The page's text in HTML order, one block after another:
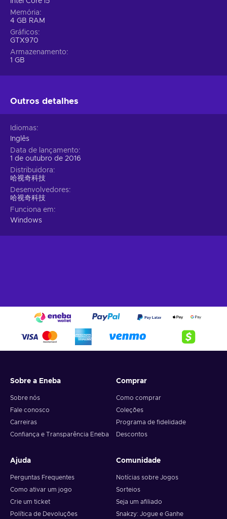
Memória
4 GB RAM
Gráficos
GTX970
Armazenamento
1 GB
Outros detalhes
Idiomas
Inglês
Data de lançamento
1 de outubro de 2016
Distribuidora
哈视奇科技
Desenvolvedores
哈视奇科技
Funciona em
Windows
Sobre a Eneba
Sobre nós
Fale conosco
Carreiras
Confiança e Transparência Eneba
Comprar
Como comprar
Coleções
Programa de fidelidade
Descontos
Ajuda
Perguntas Frequentes
Como ativar um jogo
Crie um ticket
Política de Devoluções
Comunidade
Notícias sobre Jogos
Sorteios
Seja um afiliado
Snakzy: Jogue e Ganhe